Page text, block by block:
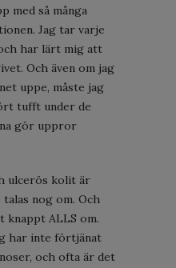
med så många
Jag tar varje
har lärt mig att
Och även om jag
uppe, måste jag
tufft under de
gör uppror
ulcerös kolit är
nog om. Och
knappt ALLS om.
har inte förtjänat
och ofta är det